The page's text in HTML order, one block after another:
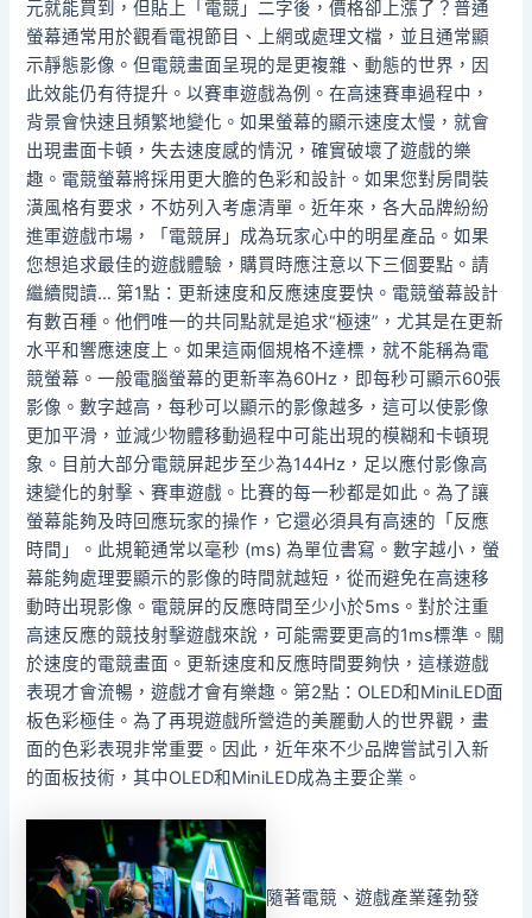
元就能買到，但貼上「電競」二字後，價格卻上漲了？普通
螢幕通常用於觀看電視節目、上網或處理文檔，並且通常顯
示靜態影像。但電競畫面呈現的是更複雜、動態的世界，因
此效能仍有待提升。以賽車遊戲為例。在高速賽車過程中，
背景會快速且頻繁地變化。如果螢幕的顯示速度太慢，就會
出現畫面卡頓，失去速度感的情況，確實破壞了遊戲的樂
趣。電競螢幕將採用更大膽的色彩和設計。如果您對房間裝
潢風格有要求，不妨列入考慮清單。近年來，各大品牌紛紛
進軍遊戲市場，「電競屏」成為玩家心中的明星產品。如果
您想追求最佳的遊戲體驗，購買時應注意以下三個要點。請
繼續閱讀… 第1點：更新速度和反應速度要快。電競螢幕設計
有數百種。他們唯一的共同點就是追求“極速”，尤其是在更新
水平和響應速度上。如果這兩個規格不達標，就不能稱為電
競螢幕。一般電腦螢幕的更新率為60Hz，即每秒可顯示60張
影像。數字越高，每秒可以顯示的影像越多，這可以使影像
更加平滑，並減少物體移動過程中可能出現的模糊和卡頓現
象。目前大部分電競屏起步至少為144Hz，足以應付影像高
速變化的射擊、賽車遊戲。比賽的每一秒都是如此。為了讓
螢幕能夠及時回應玩家的操作，它還必須具有高速的「反應
時間」。此規範通常以毫秒 (ms) 為單位書寫。數字越小，螢
幕能夠處理要顯示的影像的時間就越短，從而避免在高速移
動時出現影像。電競屏的反應時間至少小於5ms。對於注重
高速反應的競技射擊遊戲來說，可能需要更高的1ms標準。關
於速度的電競畫面。更新速度和反應時間要夠快，這樣遊戲
表現才會流暢，遊戲才會有樂趣。第2點：OLED和MiniLED面
板色彩極佳。為了再現遊戲所營造的美麗動人的世界觀，畫
面的色彩表現非常重要。因此，近年來不少品牌嘗試引入新
的面板技術，其中OLED和MiniLED成為主要企業。
隨著電競、遊戲產業蓬勃發